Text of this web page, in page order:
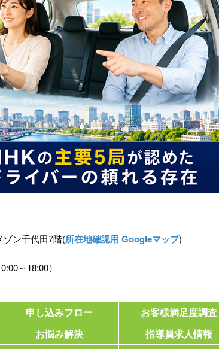
ゾン千代田7階(所在地確認用 Googleマップ)
～18:00）
申し込みフロー お客様満足度調査
お悩み解決 指導員求人情報